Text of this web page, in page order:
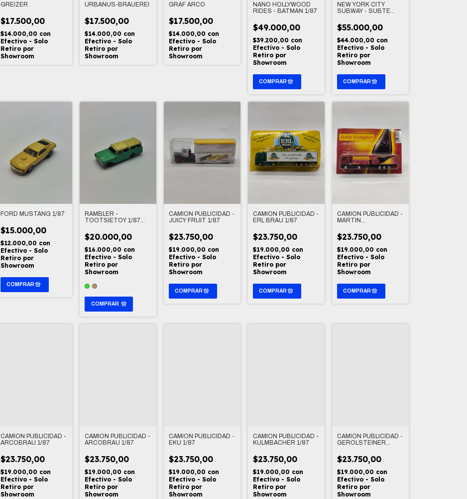
GREIZER
$17.500,00
$14.000,00 con
Efectivo - Solo
Retiro por
Showroom
URBANUS-BRAUEREI
$17.500,00
$14.000,00 con
Efectivo - Solo
Retiro por
Showroom
GRAF ARCO
$17.500,00
$14.000,00 con
Efectivo - Solo
Retiro por
Showroom
NANO HOLLYWOOD
RIDES - BATMAN 1/87
$49.000,00
$39.200,00 con
Efectivo - Solo
Retiro por
Showroom
NEW YORK CITY
SUBWAY - SUBTE
$55.000,00
$44.000,00 con
Efectivo - Solo
Retiro por
Showroom
FORD MUSTANG 1/87
$15.000,00
$12.000,00 con
Efectivo - Solo
Retiro por
Showroom
RAMBLER -
TOOTSIETOY 1/87
ANTIGUEDAD)
$20.000,00
$16.000,00 con
Efectivo - Solo
Retiro por
Showroom
COMPRAR
CAMION PUBLICIDAD -
JUICY FRUIT 1/87
$23.750,00
$19.000,00 con
Efectivo - Solo
Retiro por
Showroom
CAMION PUBLICIDAD -
ERL BRAU 1/87
$23.750,00
$19.000,00 con
Efectivo - Solo
Retiro por
Showroom
CAMION PUBLICIDAD -
MARTIN
$23.750,00
$19.000,00 con
Efectivo - Solo
Retiro por
Showroom
CAMION PUBLICIDAD -
ARCOBRAU 1/87
$23.750,00
$19.000,00 con
Efectivo - Solo
Retiro por
Showroom
CAMION PUBLICIDAD -
ARCOBRAU 1/87
$23.750,00
$19.000,00 con
Efectivo - Solo
Retiro por
Showroom
CAMION PUBLICIDAD -
EKU 1/87
$23.750,00
$19.000,00 con
Efectivo - Solo
Retiro por
Showroom
CAMION PUBLICIDAD -
KULMBACHER 1/87
$23.750,00
$19.000,00 con
Efectivo - Solo
Retiro por
Showroom
CAMION PUBLICIDAD -
GEROLSTEINER
$23.750,00
$19.000,00 con
Efectivo - Solo
Retiro por
Showroom